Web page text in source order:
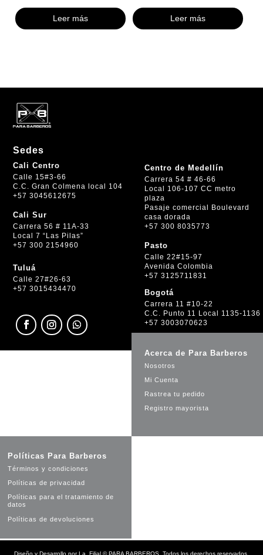
Leer más Leer más
Sedes
Cali Centro
Calle 15#3-66
C.C. Gran Colmena local 104
+57 3045612675
Cali Sur
Carrera 56 # 11A-33
Local 7 “Las Pilas”
+57 300 2154960
Tuluá
Calle 27#26-63
+57 3015434470
Centro de Medellín
Carrera 54 # 46-66
Local 106-107 CC metro
plaza
Pasaje comercial Boulevard
casa dorada
+57 300 8035773
Pasto
Calle 22#15-97
Avenida Colombia
+57 3125711831
Bogotá
Carrera 11 #10-22
C.C. Punto 11 Local 1135-1136
+57 3003070623
Acerca de Para Barberos
Nosotros
Mi Cuenta
Rastrea tu pedido
Registro mayorista
Políticas Para Barberos
Términos y condiciones
Políticas de privacidad
Políticas para el tratamiento de
datos
Políticas de devoluciones
Diseño y Desarrollo porLa_Filial ©PARA BARBEROS. Todos los derechos reservados.